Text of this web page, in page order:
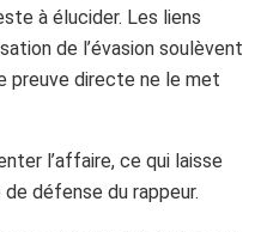
à élucider. Les liens
de l’évasion soulèvent
preuve directe ne le met
l’affaire, ce qui laisse
défense du rappeur.